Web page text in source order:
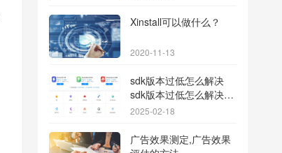
Xinstall可以做什么？
2020-11-13
sdk版本过低怎么解决
sdk版本过低怎么解决华
为
2025-02-18
广告效果测定,广告效果